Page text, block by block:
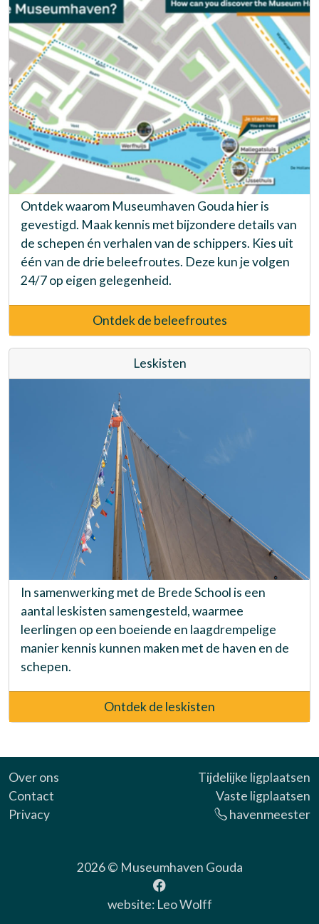
Ontdek waarom Museumhaven Gouda hier is
gevestigd. Maak kennis met bijzondere details van
de schepen én verhalen van de schippers. Kies uit
één van de drie beleefroutes. Deze kun je volgen
24/7 op eigen gelegenheid.
Ontdek de beleefroutes
Leskisten
In samenwerking met de Brede School is een
aantal leskisten samengesteld, waarmee
leerlingen op een boeiende en laagdrempelige
manier kennis kunnen maken met de haven en de
schepen.
Ontdek de leskisten
Over ons
Contact
Privacy
2026 © Museumhaven Gouda
website: Leo Wolff
Tijdelijke ligplaatsen
Vaste ligplaatsen
havenmeester